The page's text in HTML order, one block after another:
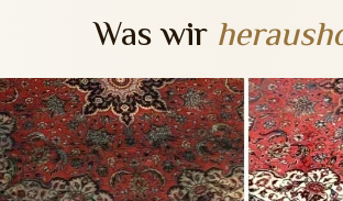
Was wir